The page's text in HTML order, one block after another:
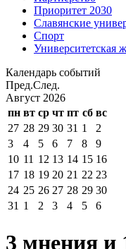
Приоритет 2030
Славянские
Спорт
Университетская
Календарь событий
Пред.След.
Август 2026
пн вт ср чт пт сб вс
27 28 29 30 31 1
2
3
4 5 6 7 8
9
10 11 12 13 14 15 16
17 18 19 20 21 22 23
24 25 26 27 28 29 30
31 1 2 3 4 5 6
3 мнения и